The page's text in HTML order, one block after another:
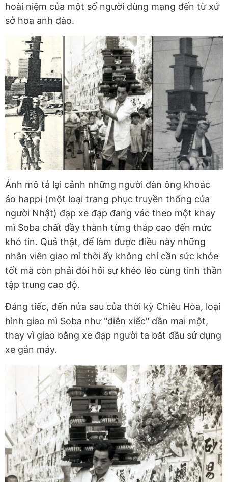
hoài niệm của một số người dùng mạng đến từ xứ
sở hoa anh đào.
Ảnh mô tả lại cảnh những người đàn ông khoác
áo happi (một loại trang phục truyền thống của
người Nhật) đạp xe đạp đang vác theo một khay
mì Soba chất đầy thành từng tháp cao đến mức
khó tin. Quả thật, để làm được điều này những
nhân viên giao mì thời ấy không chỉ cần sức khỏe
tốt mà còn phải đòi hỏi sự khéo léo cùng tinh thần
tập trung cao độ.
Đáng tiếc, đến nửa sau của thời kỳ Chiêu Hòa, loại
hình giao mì Soba như "diễn xiếc" dần mai một,
thay vì giao bằng xe đạp người ta bắt đầu sử dụng
xe gắn máy.